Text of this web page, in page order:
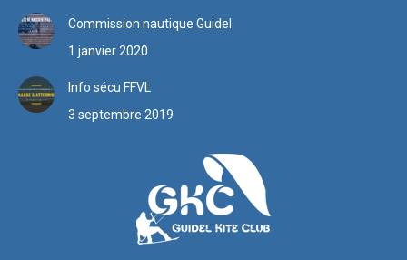
Commission nautique Guidel
1 janvier 2020
Info sécu FFVL
3 septembre 2019